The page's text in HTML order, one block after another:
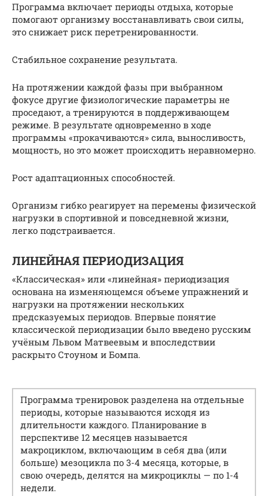
Программа включает периоды отдыха, которые
помогают организму восстанавливать свои силы,
это снижает риск перетренированности.
Стабильное сохранение результата.
На протяжении каждой фазы при выбранном
фокусе другие физиологические параметры не
проседают, а тренируются в поддерживающем
режиме. В результате одновременно в ходе
программы «прокачиваются» сила, выносливость,
мощность, но это может происходить неравномерно.
Рост адаптационных способностей.
Организм гибко реагирует на перемены физической
нагрузки в спортивной и повседневной жизни,
легко подстраивается.
ЛИНЕЙНАЯ ПЕРИОДИЗАЦИЯ
«Классическая» или «линейная» периодизация
основана на изменяющемся объеме упражнений и
нагрузки на протяжении нескольких
предсказуемых периодов. Впервые понятие
классической периодизации было введено русским
учёным Львом Матвеевым и впоследствии
раскрыто Стоуном и Бомпа.
Программа тренировок разделена на отдельные
периоды, которые называются исходя из
длительности каждого. Планирование в
перспективе 12 месяцев называется
макроциклом, включающим в себя два (или
больше) мезоцикла по 3-4 месяца, которые, в
свою очередь, делятся на микроциклы — по 1-4
недели.